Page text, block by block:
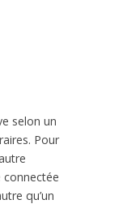
selon un
Pour
qu’un